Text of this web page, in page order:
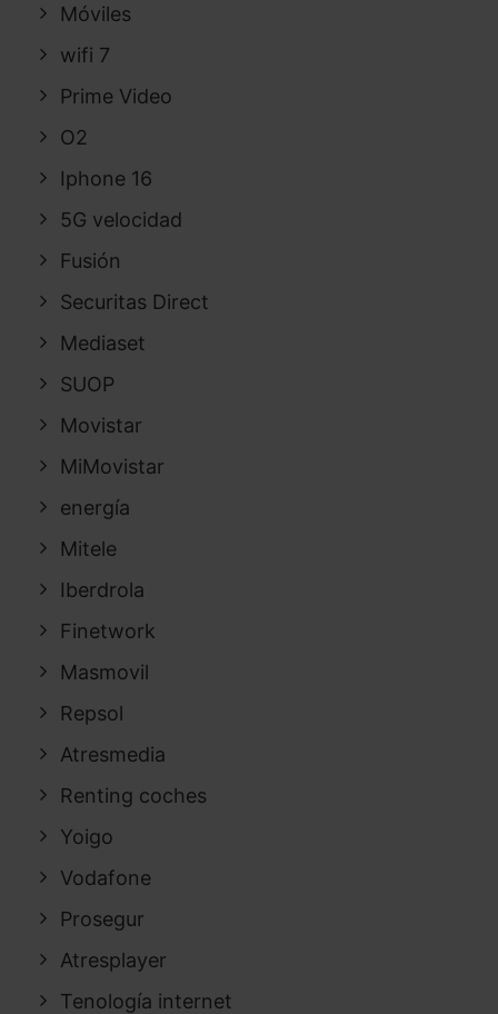
Móviles
wifi 7
Prime Video
O2
Iphone 16
5G velocidad
Fusión
Securitas Direct
Mediaset
SUOP
Movistar
MiMovistar
energía
Mitele
Iberdrola
Finetwork
Masmovil
Repsol
Atresmedia
Renting coches
Yoigo
Vodafone
Prosegur
Atresplayer
Tenología internet